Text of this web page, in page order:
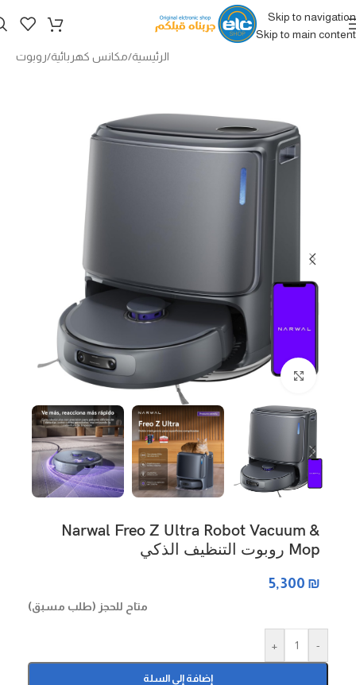
Skip to navigation
Skip to main content
الرئيسية/مكانس كهربائية/روبوت
Click to enlarge
Narwal Freo Z Ultra Robot Vacuum &
Mop روبوت التنظيف الذكي
5,300 ₪
متاح للحجز (طلب مسبق)
-
+
إضافة إلى السلة